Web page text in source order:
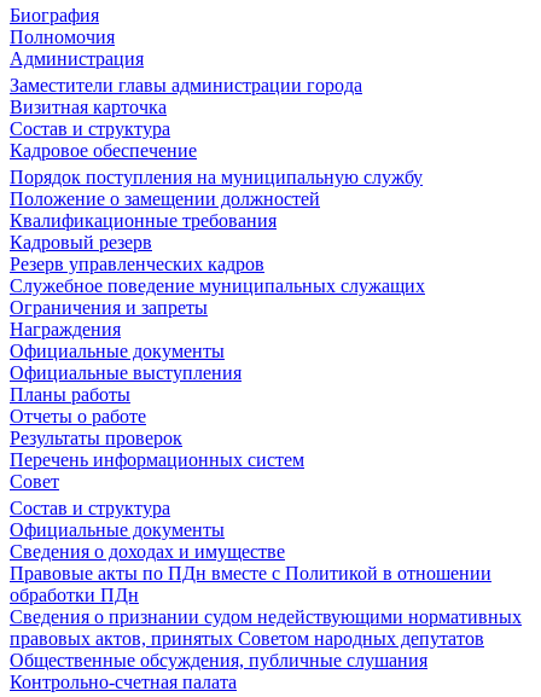
Биография
Полномочия
Администрация
Заместители главы администрации города
Визитная карточка
Состав и структура
Кадровое обеспечение
Порядок поступления на муниципальную службу
Положение о замещении должностей
Квалификационные требования
Кадровый резерв
Резерв управленческих кадров
Служебное поведение муниципальных служащих
Ограничения и запреты
Награждения
Официальные документы
Официальные выступления
Планы работы
Отчеты о работе
Результаты проверок
Перечень информационных систем
Совет
Состав и структура
Официальные документы
Сведения о доходах и имуществе
Правовые акты по ПДн вместе с Политикой в отношении
обработки ПДн
Сведения о признании судом недействующими нормативных
правовых актов, принятых Советом народных депутатов
Общественные обсуждения, публичные слушания
Контрольно-счетная палата